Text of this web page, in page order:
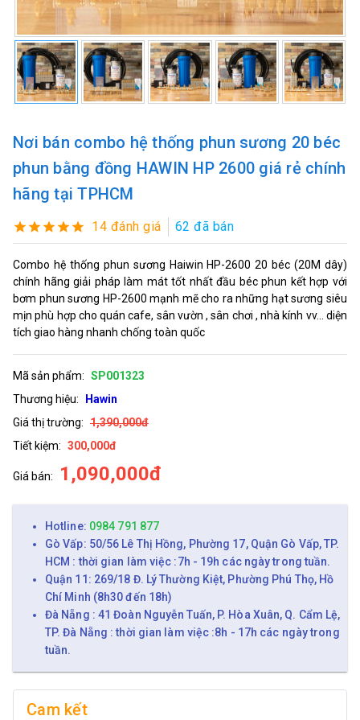
Nơi bán combo hệ thống phun sương 20 béc
phun bằng đồng HAWIN HP 2600 giá rẻ chính
hãng tại TPHCM
14 đánh giá 62 đã bán
Combo hệ thống phun sương Haiwin HP-2600 20 béc (20M dây)
chính hãng giải pháp làm mát tốt nhất đầu béc phun kết hợp với
bơm phun sương HP-2600 mạnh mẽ cho ra những hạt sương siêu
mịn phù hợp cho quán cafe, sân vườn , sân chơi , nhà kính vv... diện
tích giao hàng nhanh chống toàn quốc
Mã sản phẩm: SP001323
Thương hiệu:
Hawin
Giá thị trường: 1,390,000đ
Tiết kiệm: 300,000đ
Giá bán: 1,090,000đ
Hotline: 0984 791 877
Gò Vấp: 50/56 Lê Thị Hồng, Phường 17, Quận Gò Vấp, TP.
HCM : thời gian làm việc :7h - 19h các ngày trong tuần.
Quận 11: 269/18 Đ. Lý Thường Kiệt, Phường Phú Thọ, Hồ
Chí Minh (8h30 đến 18h)
Đà Nẵng : 41 Đoàn Nguyễn Tuấn, P. Hòa Xuân, Q. Cẩm Lệ,
TP. Đà Nẵng : thời gian làm việc :8h - 17h các ngày trong
tuần.
Cam kết